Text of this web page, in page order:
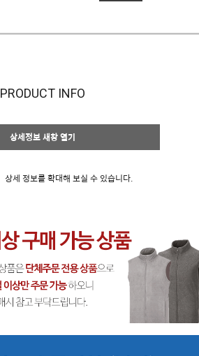
PRODUCT INFO
상세정보 새창 열기
상세 정보를 확대해 보실 수 있습니다.